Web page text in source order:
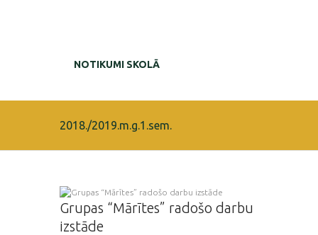
NOTIKUMI SKOLĀ
2018./2019.m.g.1.sem.
Grupas “Mārītes” radošo darbu
izstāde